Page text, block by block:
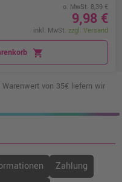
o. MwSt. 8,39 €
9,98 €
inkl. MwSt. zzgl. Versand
shopping_cart
von 35€ liefern wir
Zahlung